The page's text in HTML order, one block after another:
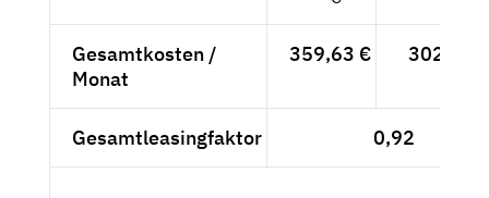
Gesamtkosten /
Monat
359,63 € 302,21 €
Gesamtleasingfaktor 0,92